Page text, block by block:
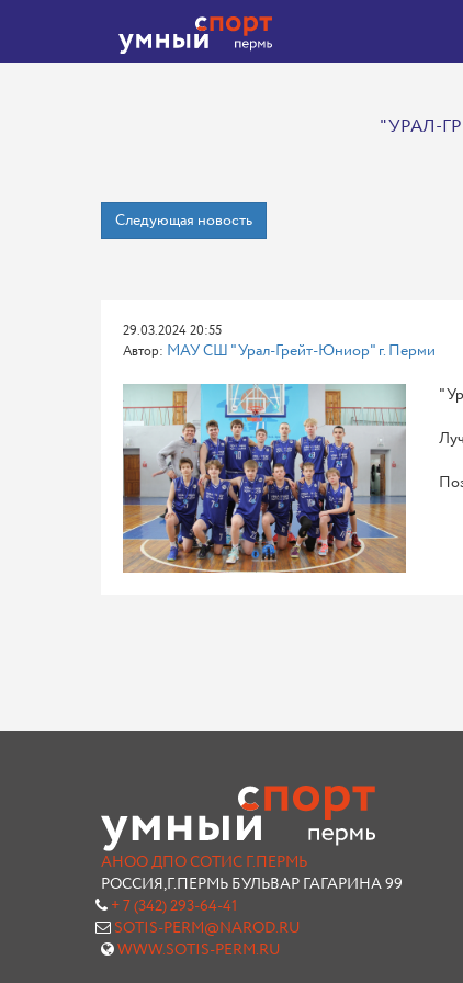
"УРАЛ-
Следующая новость
29.03.2024 20:55
Автор: МАУ СШ "Урал-Грейт-Юниор" г. Перми
АНОО ДПО СОТИС Г.ПЕРМЬ
РОССИЯ,Г.ПЕРМЬ БУЛЬВАР ГАГАРИНА 99
+ 7 (342) 293-64-41
SOTIS-PERM@NAROD.RU
WWW.SOTIS-PERM.RU